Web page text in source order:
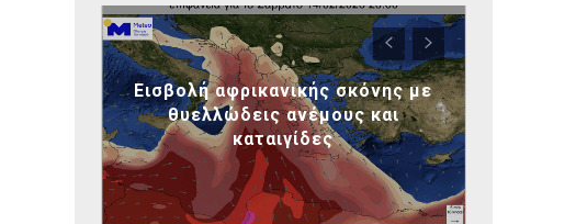
Εισβολή αφρικανικής σκόνης με
θυελλώδεις ανέμους και
καταιγίδες